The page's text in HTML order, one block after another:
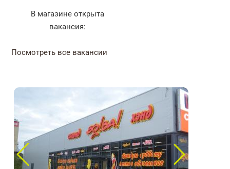
В магазине открыта
вакансия:
Посмотреть все вакансии